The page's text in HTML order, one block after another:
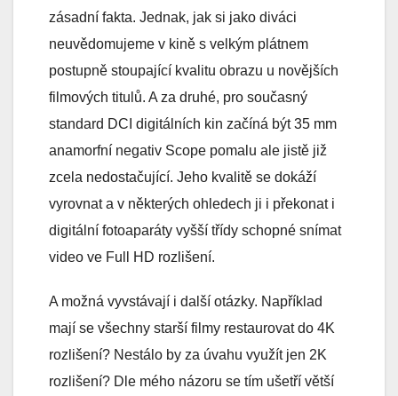
zásadní fakta. Jednak, jak si jako diváci
neuvědomujeme v kině s velkým plátnem
postupně stoupající kvalitu obrazu u novějších
filmových titulů. A za druhé, pro současný
standard DCI digitálních kin začíná být 35 mm
anamorfní negativ Scope pomalu ale jistě již
zcela nedostačující. Jeho kvalitě se dokáží
vyrovnat a v některých ohledech ji i překonat i
digitální fotoaparáty vyšší třídy schopné snímat
video ve Full HD rozlišení.
A možná vyvstávají i další otázky. Například
mají se všechny starší filmy restaurovat do 4K
rozlišení? Nestálo by za úvahu využít jen 2K
rozlišení? Dle mého názoru se tím ušetří větší